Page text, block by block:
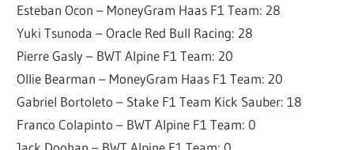
Esteban Ocon – MoneyGram Haas F1 Team: 28
Yuki Tsunoda – Oracle Red Bull Racing: 28
Pierre Gasly – BWT Alpine F1 Team: 20
Ollie Bearman – MoneyGram Haas F1 Team: 20
Gabriel Bortoleto – Stake F1 Team Kick Sauber: 18
Franco Colapinto – BWT Alpine F1 Team: 0